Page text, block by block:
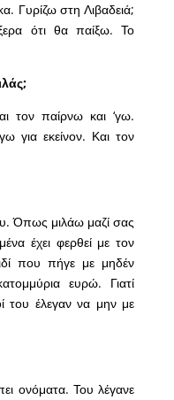
Γυρίζω στη Λιβαδειά;
ότι θα παίξω. Το
τον παίρνω και ‘γω.
για εκείνον. Και τον
Όπως μιλάω μαζί σας
έχει φερθεί με τον
που πήγε με μηδέν
ευρώ. Γιατί
του έλεγαν να μην με
ονόματα. Του λέγανε